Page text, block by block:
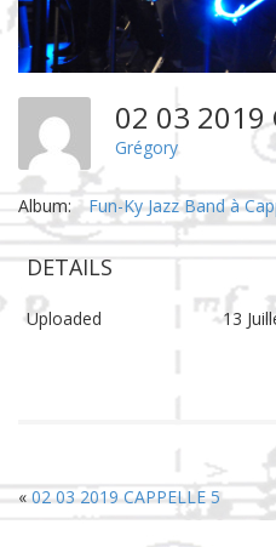
02 03 2019
Grégory
Album: Fun-Ky Jazz Band à
DETAILS
Uploaded 13
«02 03 2019 CAPPELLE 5